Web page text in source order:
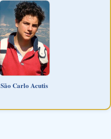
São Carlo Acutis